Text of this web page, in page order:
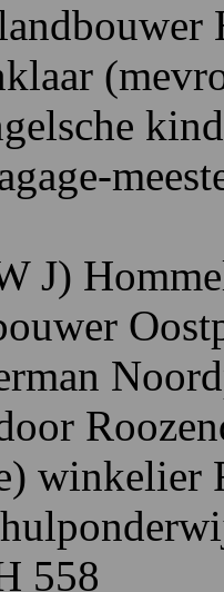
J) H
O
N
winkelier
558